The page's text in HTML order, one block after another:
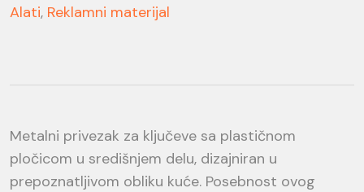
Alati, Reklamni materijal
Metalni privezak za ključeve sa plastičnom
pločicom u središnjem delu, dizajniran u
prepoznatljivom obliku kuće. Posebnost ovog